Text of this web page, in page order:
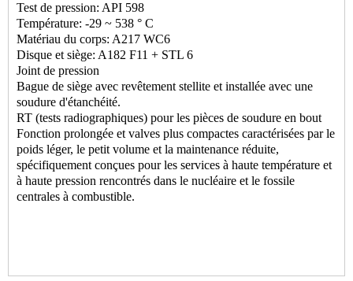
Test de pression: API 598
Température: -29 ~ 538 ° C
Matériau du corps: A217 WC6
Disque et siège: A182 F11 + STL 6
Joint de pression
Bague de siège avec revêtement stellite et installée avec une
soudure d'étanchéité.
RT (tests radiographiques) pour les pièces de soudure en bout
Fonction prolongée et valves plus compactes caractérisées par le
poids léger, le petit volume et la maintenance réduite,
spécifiquement conçues pour les services à haute température et
à haute pression rencontrés dans le nucléaire et le fossile
centrales à combustible.